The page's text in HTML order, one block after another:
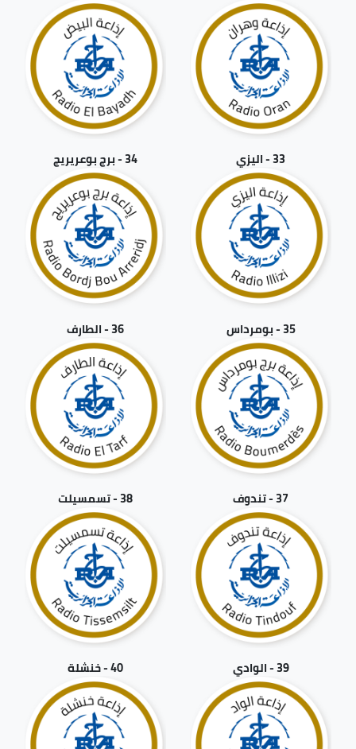
33 - اليزي 34 - برج بوعريريج
35 - بومرداس 36 - الطارف
37 - تندوف 38 - تسمسيلت
39 - الوادي 40 - خنشلة